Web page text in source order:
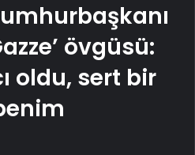
övgüsü:
oldu, sert bir